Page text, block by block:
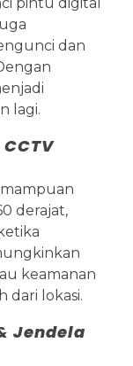
dan
lagi.
derajat,
keamanan
dari lokasi.
Jendela